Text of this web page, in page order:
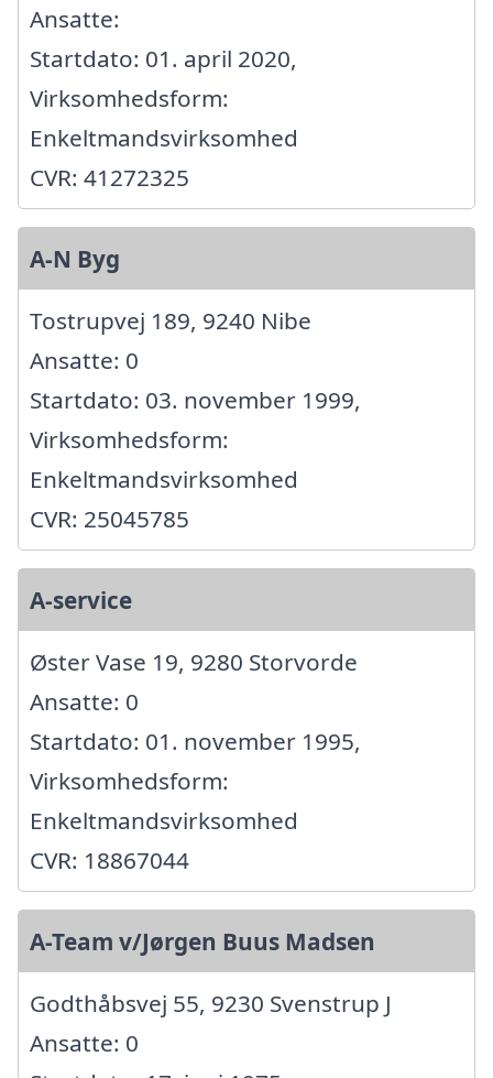
Ansatte:
Startdato: 01. april 2020,
Virksomhedsform:
Enkeltmandsvirksomhed
CVR: 41272325
A-N Byg
Tostrupvej 189, 9240 Nibe
Ansatte: 0
Startdato: 03. november 1999,
Virksomhedsform:
Enkeltmandsvirksomhed
CVR: 25045785
A-service
Øster Vase 19, 9280 Storvorde
Ansatte: 0
Startdato: 01. november 1995,
Virksomhedsform:
Enkeltmandsvirksomhed
CVR: 18867044
A-Team v/Jørgen Buus Madsen
Godthåbsvej 55, 9230 Svenstrup J
Ansatte: 0